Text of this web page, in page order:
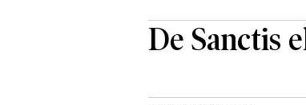
De Sanctis